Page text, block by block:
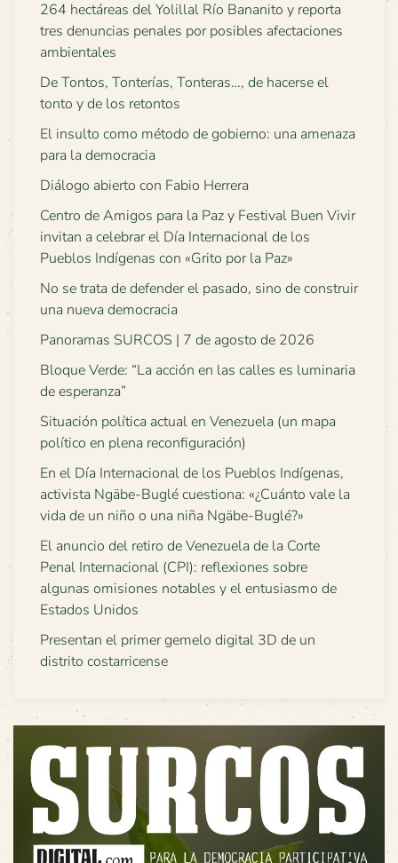
264 hectáreas del Yolillal Río Bananito y reporta
tres denuncias penales por posibles afectaciones
ambientales
De Tontos, Tonterías, Tonteras…, de hacerse el
tonto y de los retontos
El insulto como método de gobierno: una amenaza
para la democracia
Diálogo abierto con Fabio Herrera
Centro de Amigos para la Paz y Festival Buen Vivir
invitan a celebrar el Día Internacional de los
Pueblos Indígenas con «Grito por la Paz»
No se trata de defender el pasado, sino de construir
una nueva democracia
Panoramas SURCOS | 7 de agosto de 2026
Bloque Verde: “La acción en las calles es luminaria
de esperanza”
Situación política actual en Venezuela (un mapa
político en plena reconfiguración)
En el Día Internacional de los Pueblos Indígenas,
activista Ngäbe-Buglé cuestiona: «¿Cuánto vale la
vida de un niño o una niña Ngäbe-Buglé?»
El anuncio del retiro de Venezuela de la Corte
Penal Internacional (CPI): reflexiones sobre
algunas omisiones notables y el entusiasmo de
Estados Unidos
Presentan el primer gemelo digital 3D de un
distrito costarricense